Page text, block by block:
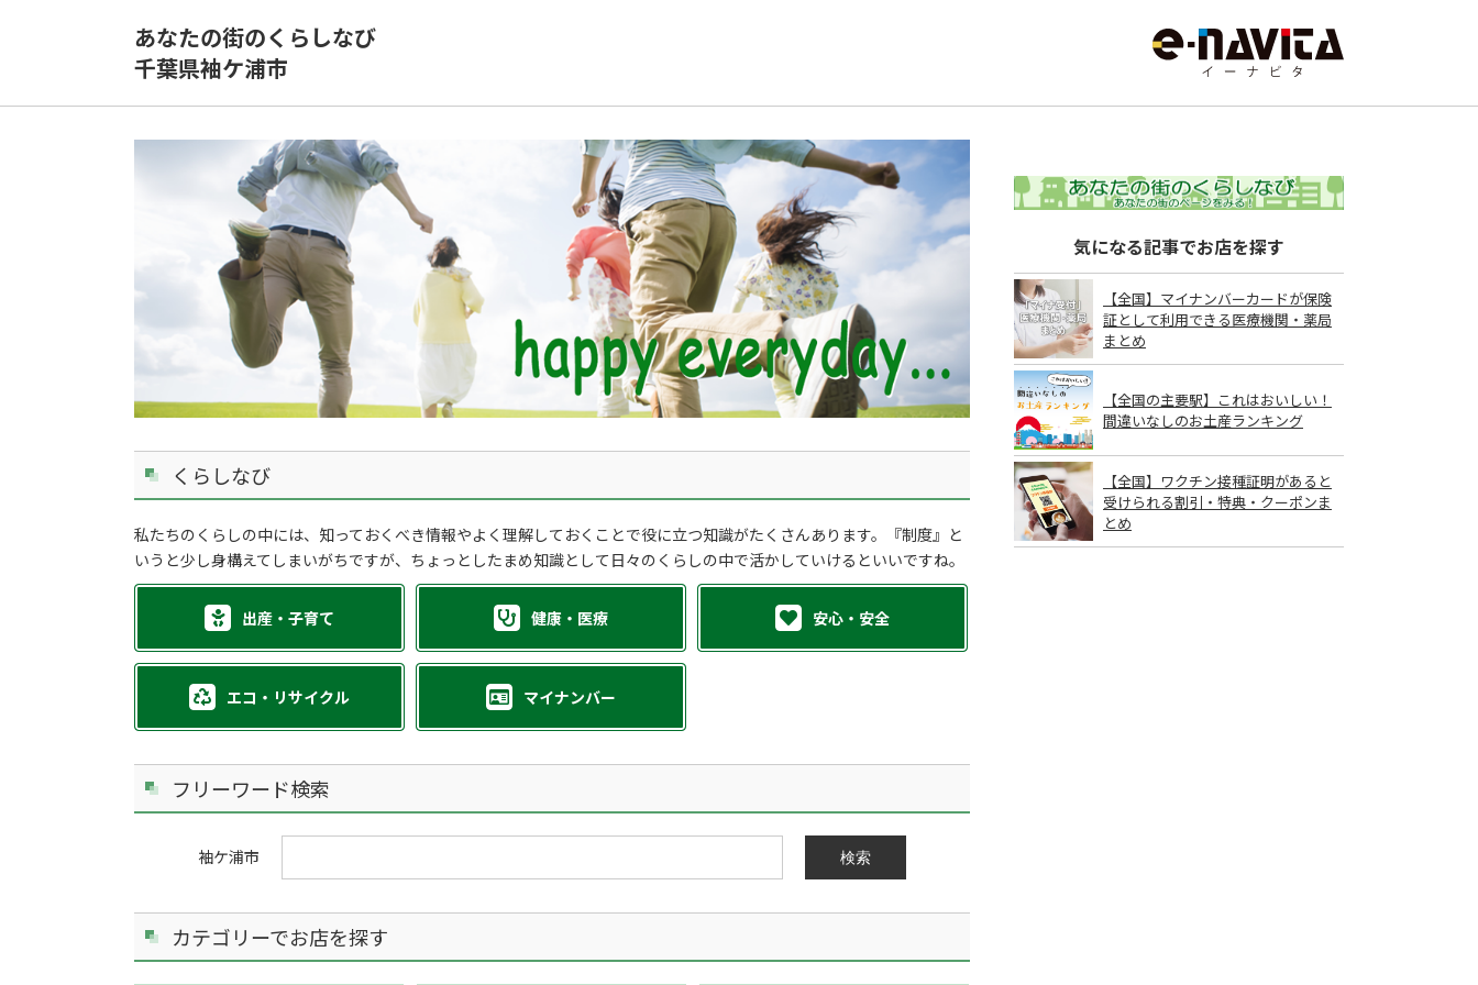
あなたの街のくらしなび
千葉県袖ケ浦市
くらしなび
私たちのくらしの中には、知っておくべき情報やよく理解しておくことで役に立つ知識がたくさんあります。『制度』と
いうと少し身構えてしまいがちですが、ちょっとしたまめ知識として日々のくらしの中で活かしていけるといいですね。
出産・子育て 健康・医療 安心・安全
エコ・リサイクル マイナンバー
フリーワード検索
袖ケ浦市 検索
カテゴリーでお店を探す
気になる記事でお店を探す
【全国】マイナンバーカードが保険
証として利用できる医療機関・薬局
まとめ
【全国の主要駅】これはおいしい！
間違いなしのお土産ランキング
【全国】ワクチン接種証明があると
受けられる割引・特典・クーポンま
とめ